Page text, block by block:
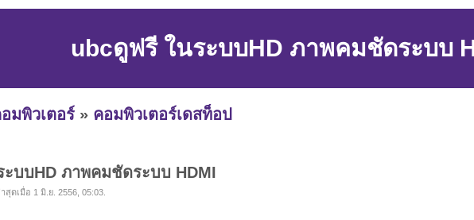
ubcดูฟรี ในระบบHD ภาพคมชัดระบบ
มพิวเตอร์ » คอมพิวเตอร์เดสท็อป
บบHD ภาพคมชัดระบบ HDMI
ดเมื่อ 1 มิ.ย. 2556, 05:03.